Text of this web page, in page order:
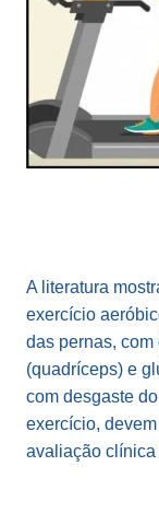
A literatura
exercício
das pernas,
(quadríceps) e
com desgaste
exercício,
avaliação clínica